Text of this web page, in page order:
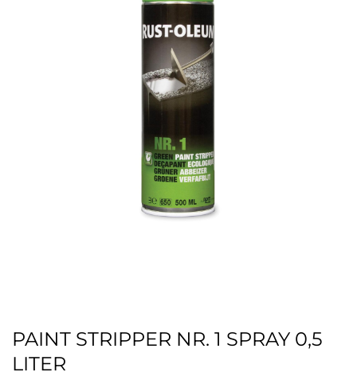
PAINT STRIPPER NR. 1 SPRAY 0,5
LITER